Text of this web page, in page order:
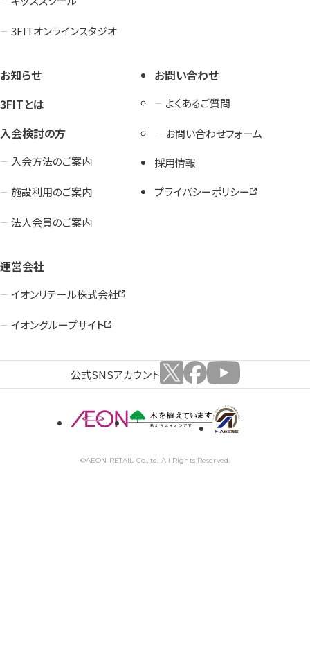
3FITオンラインスタジオ
お知らせ
3FITとは
入会検討の方
入会方法のご案内
施設利用のご案内
法人会員のご案内
お問い合わせ
よくあるご質問
お問い合わせフォーム
採用情報
プライバシーポリシー
運営会社
イオンリテール株式会社
イオングループサイト
公式SNSアカウント
©AEON RETAIL Co.,ltd. All Rights Reserved.